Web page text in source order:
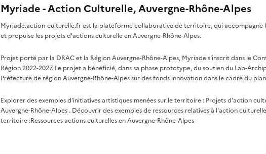
Myriade - Action Culturelle, Auvergne-Rhône-Alpes
Myriade.action-culturelle.fr est la plateforme collaborative de territoire, qui accompagne
et propulse les projets d'actions culturelle en Auvergne-Rhône-Alpes.
Projet porté par la DRAC et la Région Auvergne-Rhône-Alpes, Myriade s'inscrit dans le
Région 2022-2027. Le projet a bénéficié, dans sa phase prototype, du soutien du Lab-
Préfecture de région Auvergne-Rhône-Alpes sur des fonds innovation dans le cadre du
Explorer des exemples d’initiatives artistiques menées sur le territoire : Projets d’action
Auvergne-Rhône-Alpes . Découvrir des exemples de ressources relatives à l'action
territoire :Ressources actions culturelles en Auvergne-Rhône-Alpes